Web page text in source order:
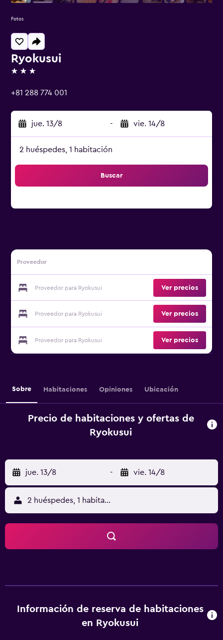
Ryokusui
3 estrellas
+81 288 774 001
jue. 13/8 - vie. 14/8
2 huéspedes, 1 habitación
Buscar
Proveedor
Proveedor para Ryokusui Ver precios
Proveedor para Ryokusui Ver precios
Proveedor para Ryokusui Ver precios
Fotos
Sobre Habitaciones Opiniones Ubicación
Precio de habitaciones y ofertas de
Ryokusui
jue. 13/8 - vie. 14/8
2 huéspedes, 1 habitación
Información de reserva de habitaciones
en Ryokusui